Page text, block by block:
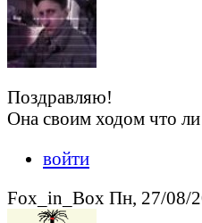
Поздравляю!
Она своим ходом что ли
войти
Fox_in_Box Пн, 27/08/